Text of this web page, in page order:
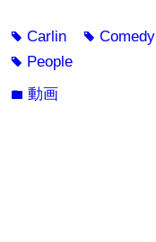
tagCarlin tagComedy
tag People
folder動画